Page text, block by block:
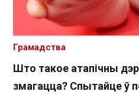
Што такое атапічны
змагацца? Спытайце ў
Грамадства